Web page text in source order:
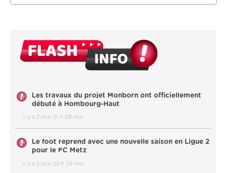
Les travaux du projet Monborn ont officiellement
débuté à Hombourg-Haut
il y a 2 jour 21 h 39 min
Le foot reprend avec une nouvelle saison en Ligue 2
pour le FC Metz
il y a 2 jour 22 h 39 min